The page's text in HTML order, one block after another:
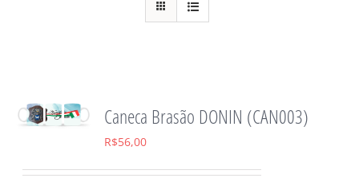
Caneca Brasão DONIN (CAN003)
R$56,00